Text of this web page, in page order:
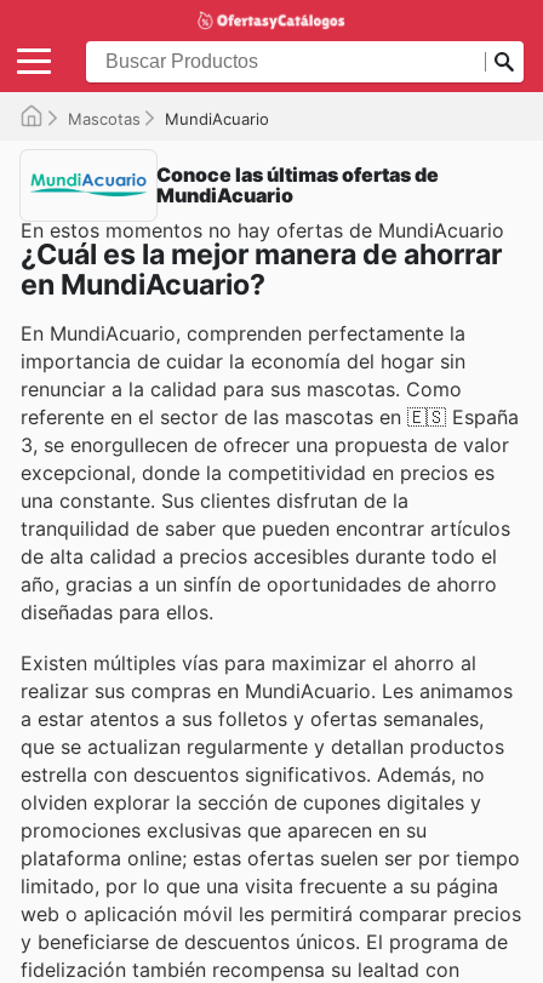
Mascotas MundiAcuario
Conoce las últimas ofertas de
MundiAcuario
En estos momentos no hay ofertas de MundiAcuario
¿Cuál es la mejor manera de ahorrar
en MundiAcuario?
En MundiAcuario, comprenden perfectamente la
importancia de cuidar la economía del hogar sin
renunciar a la calidad para sus mascotas. Como
referente en el sector de las mascotas en 🇪🇸 España
3, se enorgullecen de ofrecer una propuesta de valor
excepcional, donde la competitividad en precios es
una constante. Sus clientes disfrutan de la
tranquilidad de saber que pueden encontrar artículos
de alta calidad a precios accesibles durante todo el
año, gracias a un sinfín de oportunidades de ahorro
diseñadas para ellos.
Existen múltiples vías para maximizar el ahorro al
realizar sus compras en MundiAcuario. Les animamos
a estar atentos a sus folletos y ofertas semanales,
que se actualizan regularmente y detallan productos
estrella con descuentos significativos. Además, no
olviden explorar la sección de cupones digitales y
promociones exclusivas que aparecen en su
plataforma online; estas ofertas suelen ser por tiempo
limitado, por lo que una visita frecuente a su página
web o aplicación móvil les permitirá comparar precios
y beneficiarse de descuentos únicos. El programa de
fidelización también recompensa su lealtad con